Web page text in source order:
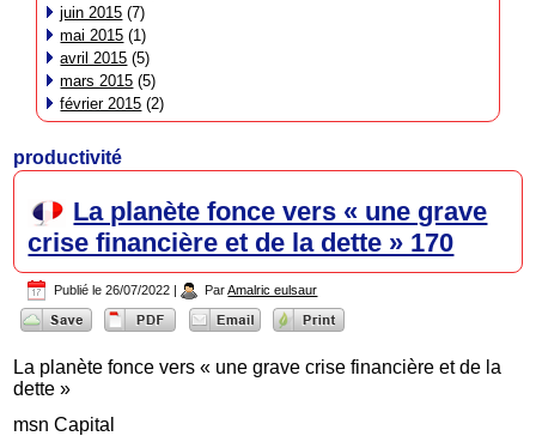
juin 2015 (7)
mai 2015 (1)
avril 2015 (5)
mars 2015 (5)
février 2015 (2)
productivité
La planète fonce vers « une grave
crise financière et de la dette » 170
Publié le 26/07/2022 | Par Amalric eulsaur
La planète fonce vers « une grave crise financière et de la
dette »
msn Capital